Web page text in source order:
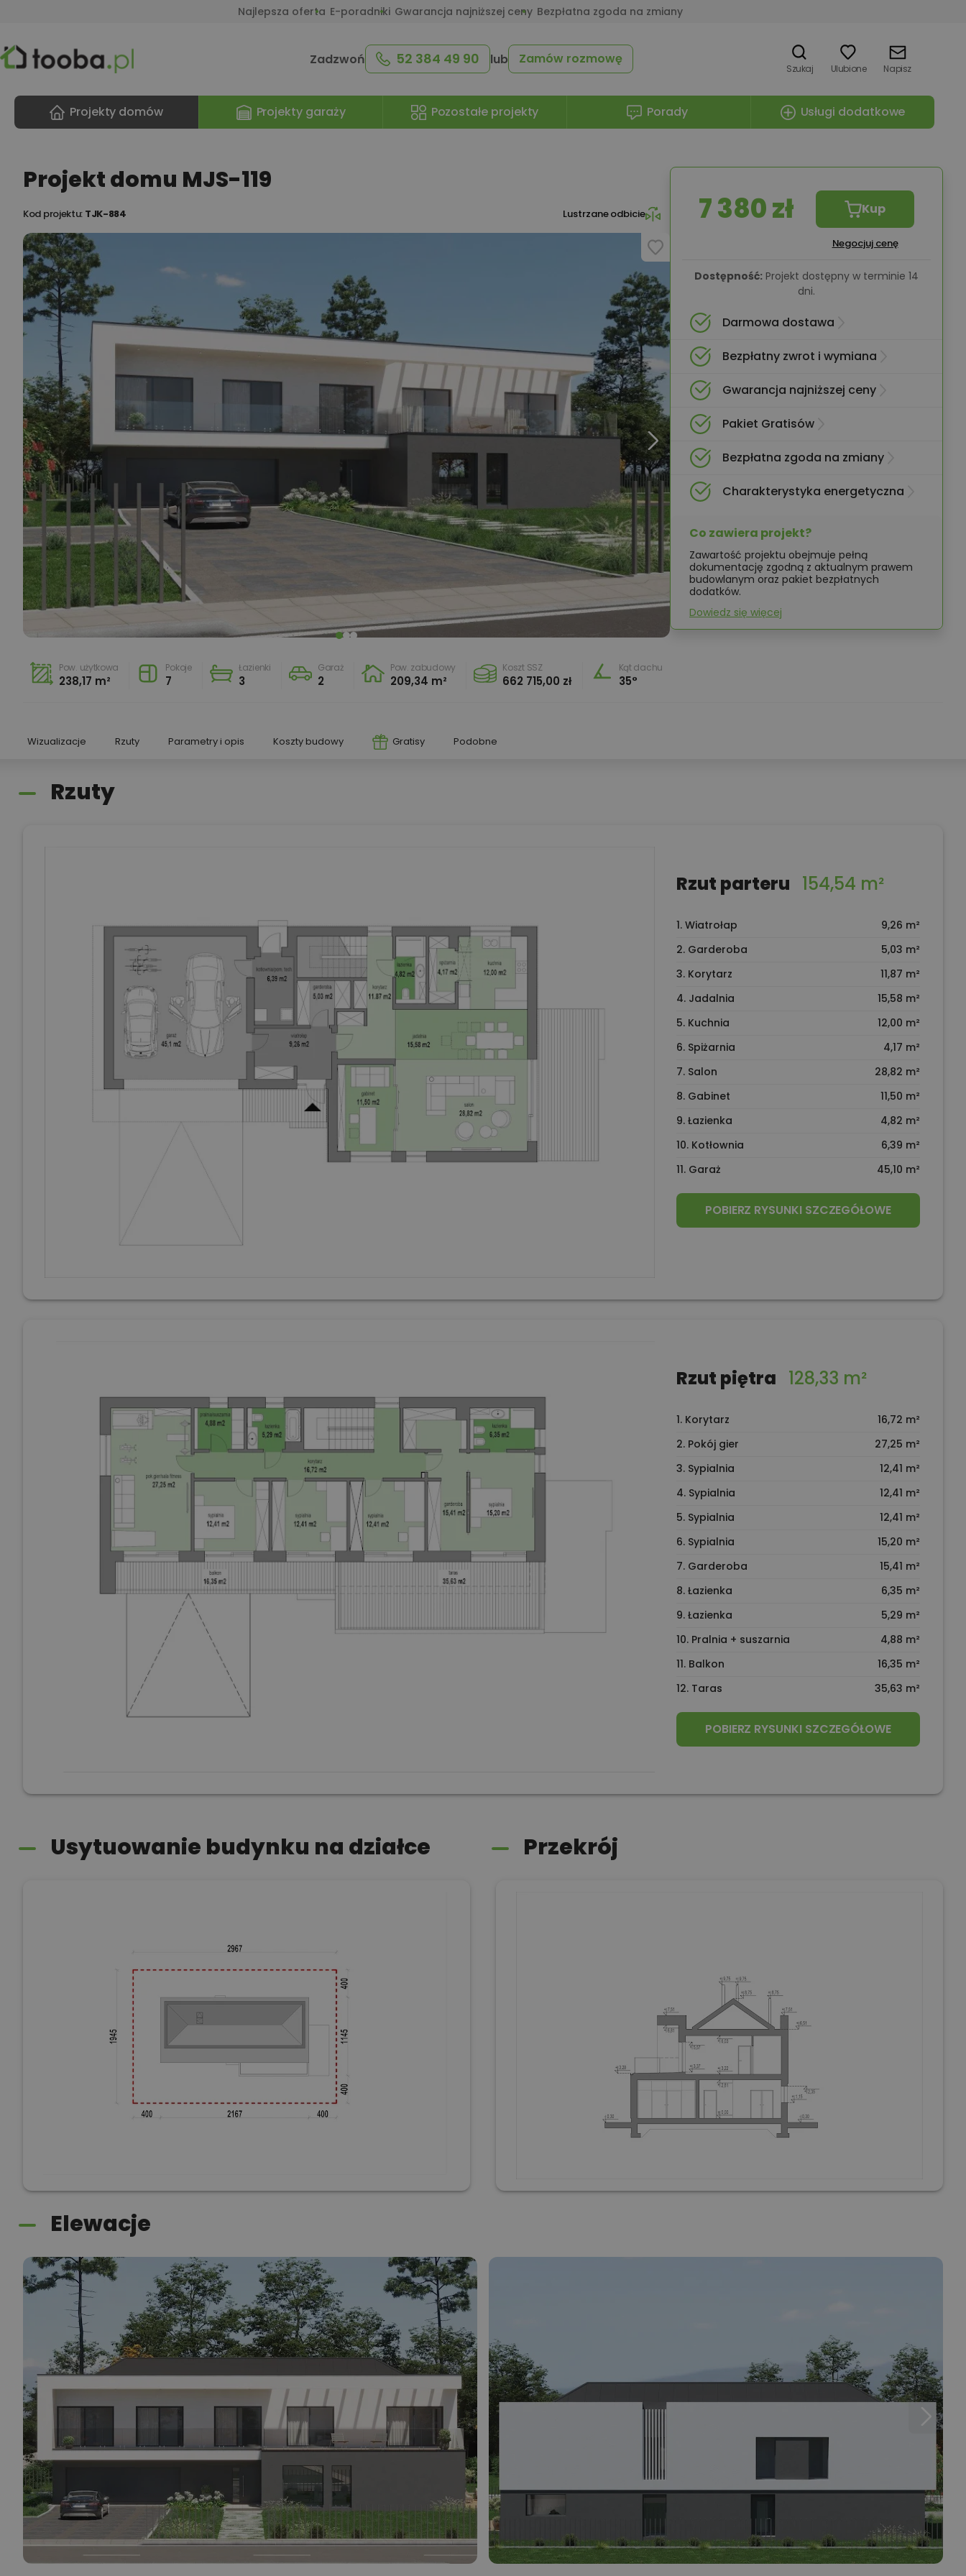
Najlepsza oferta E-poradniki Gwarancja najniższej ceny Bezpłatna zgoda na zmiany
Zadzwoń 52 384 49 90 lub Zamów rozmowę
Szukaj Ulubione Napisz
Projekty domów Projekty garaży Pozostałe projekty Porady Usługi dodatkowe
Projekt domu MJS-119
Kod projektu: TJK-884 Lustrzane odbicie
Pow. użytkowa
238,17 m²
Pokoje
7
Łazienki
3
Garaż
2
Pow. zabudowy
209,34 m²
Koszt SSZ
662 715,00 zł
Kąt dachu
35°
7 380 zł Kup
Negocjuj cenę
Dostępność: Projekt dostępny w terminie 14
dni.
Darmowa dostawa
Bezpłatny zwrot i wymiana
Gwarancja najniższej ceny
Pakiet Gratisów
Bezpłatna zgoda na zmiany
Charakterystyka energetyczna
Co zawiera projekt?
Zawartość projektu obejmuje pełną
dokumentację zgodną z aktualnym prawem
budowlanym oraz pakiet bezpłatnych
dodatków.
Dowiedz się więcej
Wizualizacje Rzuty Parametry i opis Koszty budowy Gratisy Podobne
Rzuty
Rzut parteru 154,54 m²
1. Wiatrołap
9,26 m²
2. Garderoba
5,03 m²
3. Korytarz
11,87 m²
4. Jadalnia
15,58 m²
5. Kuchnia
12,00 m²
6. Spiżarnia
4,17 m²
7. Salon
28,82 m²
8. Gabinet
11,50 m²
9. Łazienka
4,82 m²
10. Kotłownia
6,39 m²
11. Garaż
45,10 m²
POBIERZ RYSUNKI SZCZEGÓŁOWE
Rzut piętra 128,33 m²
1. Korytarz
16,72 m²
2. Pokój gier
27,25 m²
3. Sypialnia
12,41 m²
4. Sypialnia
12,41 m²
5. Sypialnia
12,41 m²
6. Sypialnia
15,20 m²
7. Garderoba
15,41 m²
8. Łazienka
6,35 m²
9. Łazienka
5,29 m²
10. Pralnia + suszarnia
4,88 m²
11. Balkon
16,35 m²
12. Taras
35,63 m²
POBIERZ RYSUNKI SZCZEGÓŁOWE
Usytuowanie budynku na działce Przekrój
Elewacje